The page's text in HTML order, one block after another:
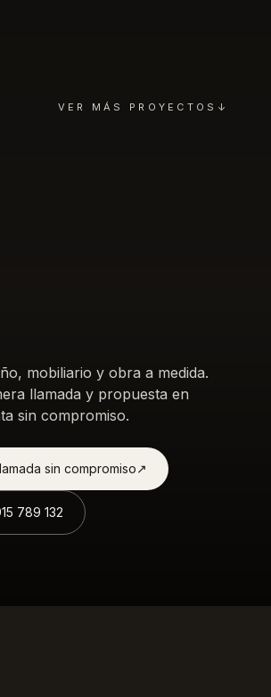
VER MÁS PROYECTOS ↓
mobiliario y obra a medida.
llamada y propuesta en
sin compromiso.
sin compromiso↗︎
789 132